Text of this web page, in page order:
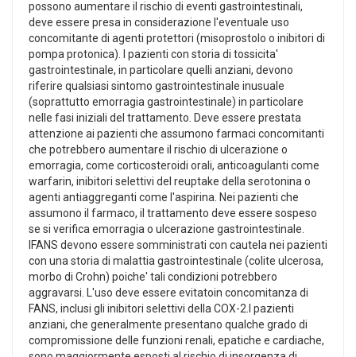
possono aumentare il rischio di eventi gastrointestinali,
deve essere presa in considerazione l'eventuale uso
concomitante di agenti protettori (misoprostolo o inibitori di
pompa protonica). I pazienti con storia di tossicita'
gastrointestinale, in particolare quelli anziani, devono
riferire qualsiasi sintomo gastrointestinale inusuale
(soprattutto emorragia gastrointestinale) in particolare
nelle fasi iniziali del trattamento. Deve essere prestata
attenzione ai pazienti che assumono farmaci concomitanti
che potrebbero aumentare il rischio di ulcerazione o
emorragia, come corticosteroidi orali, anticoagulanti come
warfarin, inibitori selettivi del reuptake della serotonina o
agenti antiaggreganti come l'aspirina. Nei pazienti che
assumono il farmaco, il trattamento deve essere sospeso
se si verifica emorragia o ulcerazione gastrointestinale.
IFANS devono essere somministrati con cautela nei pazienti
con una storia di malattia gastrointestinale (colite ulcerosa,
morbo di Crohn) poiche' tali condizioni potrebbero
aggravarsi. L'uso deve essere evitatoin concomitanza di
FANS, inclusi gli inibitori selettivi della COX-2.I pazienti
anziani, che generalmente presentano qualche grado di
compromissione delle funzioni renali, epatiche e cardiache,